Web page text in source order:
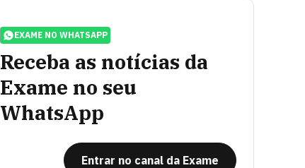
EXAME NO WHATSAPP
Receba as notícias da
Exame no seu
WhatsApp
Entrar no canal da Exame